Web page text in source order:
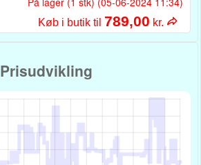
Køb i butik til 789,00 kr.
Prisudvikling